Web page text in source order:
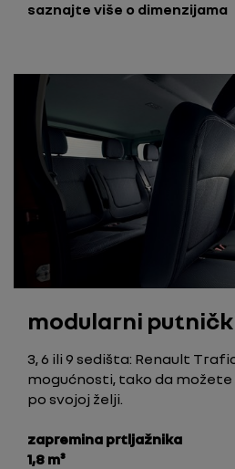
saznajte više o dimenzijama
modularni
3, 6 ili 9 sedišta: Renault
mogućnosti, tako da
po svojoj želji.
zapremina prtljažnika
1,8 m³